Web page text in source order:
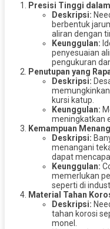
Presisi Tinggi
Deskripsi:
berbentuk
aliran dengan
Keunggulan:
penyesuaian
pengukuran
Penutupan yang
Deskripsi:
kursi katup.
Keunggulan:
meningkatkan
Kemampuan
Deskripsi:
menangani
dapat
Keunggulan:
memerlukan
seperti di
Material Tahan
Deskripsi:
tahan korosi
monel.